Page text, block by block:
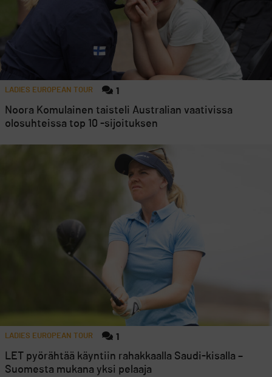
LADIES EUROPEAN TOUR 1
Noora Komulainen taisteli Australian vaativissa
olosuhteissa top 10 -sijoituksen
LADIES EUROPEAN TOUR 1
LET pyörähtää käyntiin rahakkaalla Saudi-kisalla –
Suomesta mukana yksi pelaaja